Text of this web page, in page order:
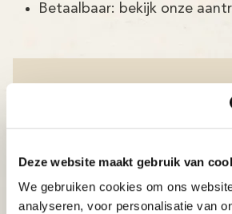
Deze website maakt gebruik van
We gebruiken cookies om ons
analyseren, voor personalisatie van
Betaalbaar: bekijk onze